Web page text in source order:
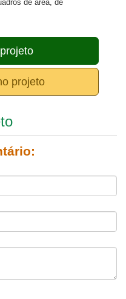
de área, de
projeto